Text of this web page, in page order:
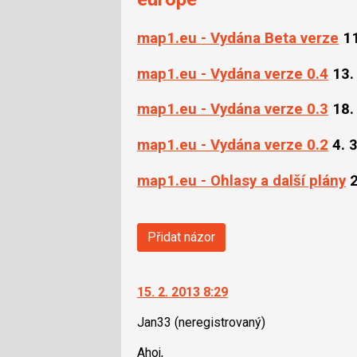
map1.eu - Vydána Beta verze
map1.eu - Vydána verze 0.4
map1.eu - Vydána verze 0.3
map1.eu - Vydána verze 0.2 4.
map1.eu - Ohlasy a další plány
Přidat názor
15. 2. 2013 8:29
Jan33 (neregistrovaný)
Ahoj,